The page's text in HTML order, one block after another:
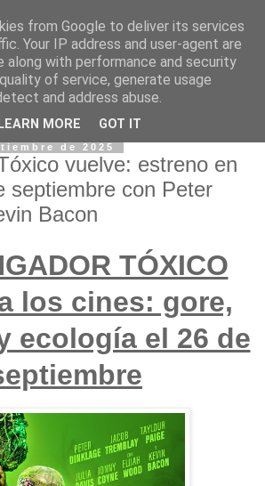
de 2025
vuelve: estreno en
septiembre con Peter
Bacon
TÓXICO
los cines: gore,
ecología el 26 de
from Google to deliver its services
Your IP address and user-agent are
along with performance and security
of service, generate usage
and address abuse.
LEARN MORE GOT IT